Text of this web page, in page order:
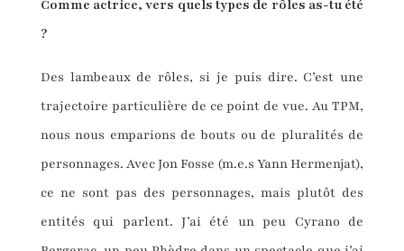
Comme actrice, vers quels types de rôles as-tu été
?
Des lambeaux de rôles, si je puis dire. C’est une
trajectoire particulière de ce point de vue. Au TPM,
nous nous emparions de bouts ou de pluralités de
personnages. Avec Jon Fosse (m.e.s Yann Hermenjat),
ce ne sont pas des personnages, mais plutôt des
entités qui parlent. J’ai été un peu Cyrano de